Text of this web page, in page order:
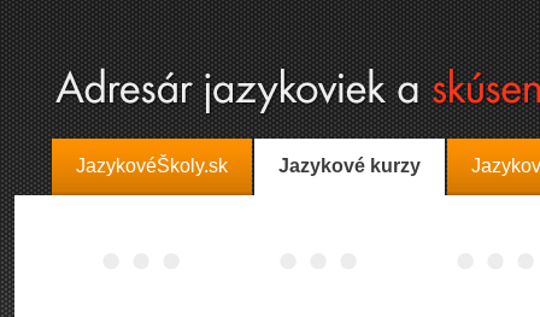
JazykovéŠkoly.sk Jazykové kurzy